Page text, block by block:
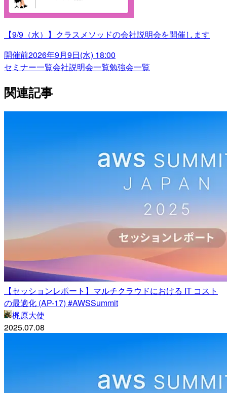
【9/9（水）】クラスメソッドの会社説明会を開催します
開催前2026年9月9日(水) 18:00
セミナー一覧会社説明会一覧勉強会一覧
関連記事
【セッションレポート】マルチクラウドにおける IT コスト
の最適化 (AP-17) #AWSSummit
梶原大使
2025.07.08